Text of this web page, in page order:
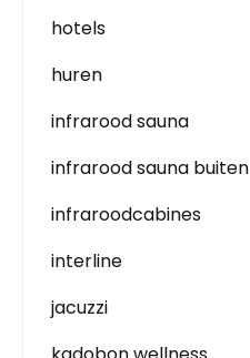
hotels
huren
infrarood sauna
infrarood sauna buiten
infraroodcabines
interline
jacuzzi